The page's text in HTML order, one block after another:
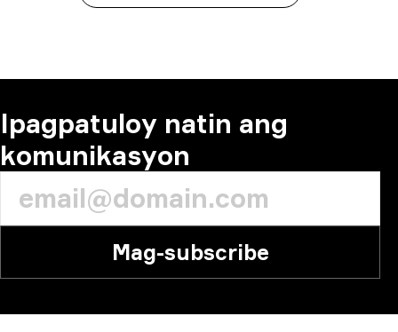
Ipagpatuloy natin ang
komunikasyon
Mag-subscribe